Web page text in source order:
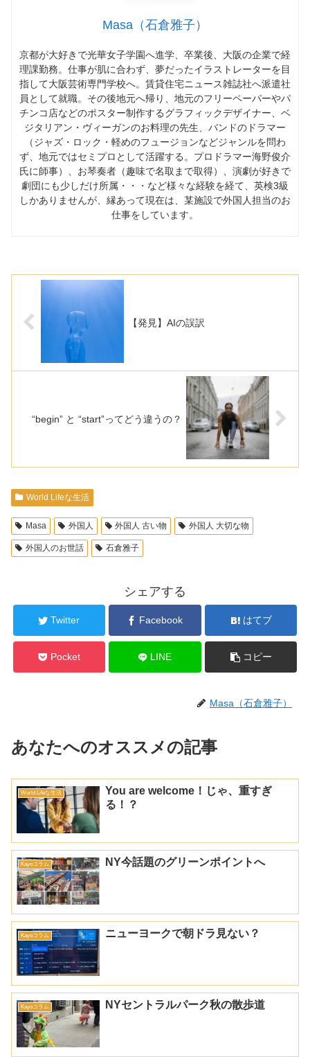
Masa（石倉雅子）
京都が大好きで光華女子学園へ進学、卒業後、大阪の企業で経
理課勤務。仕事が肌に合わず、夢だったイラストレーターを目
指して大阪芸術専門学校へ。賃貸住宅ニュース雑誌社へ派遣社
員として就職。その後地元へ帰り、地元のフリーペーパーやパ
チンコ店などのポスター制作するグラフィックデザイナー、ベ
ジタリアン・ヴィーガンのお料理の先生、バンドのドラマー
（ジャズ・ロック・軽めのフュージョンなどジャンルを問わ
ず、地元ではセミプロとして活躍する。プロドラマー海野俊介
氏に師事）、お琴奏者（趣味で名取まで取得）、演劇が好きで
劇団にも少しだけ所属・・・など様々な経験を経て、英検3級
しかありませんが、縁あって現在は、某施設で外国人担当のお
仕事をしています。
【発見】AIの誤訳
“begin” と “start”ってどう違うの？
World Lifeな生活
Masa 外国人 外国人 古い物 外国人 大切な物
外国人のお世話 石倉雅子
シェアする
Twitter Facebook はてブ
Pocket LINE コピー
Masa（石倉雅子）
あなたへのオススメの記事
World Lifeな生活
You are welcome！じゃ、重すぎ
る！？
Kayoコラム NY今話題のグリーンポイントへ
Kayoコラム ニューヨークで朝ドラ見ない？
Kayoコラム NYセントラルパーク秋の散歩道